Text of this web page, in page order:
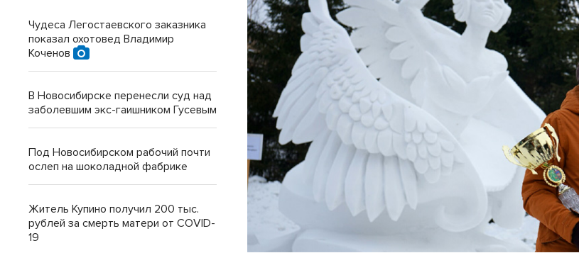
Чудеса Легостаевского заказника
показал охотовед Владимир
Коченов
В Новосибирске перенесли суд над
заболевшим экс-гаишником Гусевым
Под Новосибирском рабочий почти
ослеп на шоколадной фабрике
Житель Купино получил 200 тыс.
рублей за смерть матери от COVID-
19